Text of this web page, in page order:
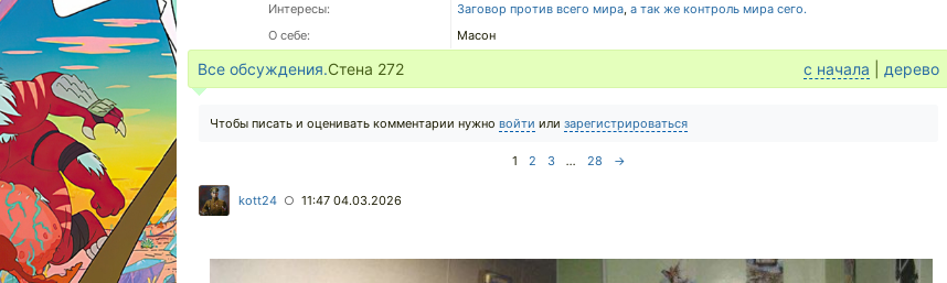
Интересы: Заговор против всего мира, а так же контроль мира сего.
О себе:
Масон
Все обсуждения.Стена 272 с начала дерево
Чтобы писать и оценивать комментарии нужно войти или зарегистрироваться
1 2 3 ... 28 →
kott24 ○ 11:47 04.03.2026